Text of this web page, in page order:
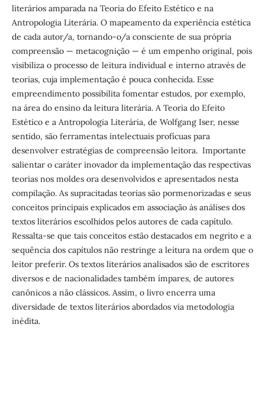
literários amparada na Teoria do Efeito Estético e na
Antropologia Literária. O mapeamento da experiência estética
de cada autor/a, tornando-o/a consciente de sua própria
compreensão — metacognição — é um empenho original, pois
visibiliza o processo de leitura individual e interno através de
teorias, cuja implementação é pouca conhecida. Esse
empreendimento possibilita fomentar estudos, por exemplo,
na área do ensino da leitura literária. A Teoria do Efeito
Estético e a Antropologia Literária, de Wolfgang Iser, nesse
sentido, são ferramentas intelectuais profícuas para
desenvolver estratégias de compreensão leitora. Importante
salientar o caráter inovador da implementação das respectivas
teorias nos moldes ora desenvolvidos e apresentados nesta
compilação. As supracitadas teorias são pormenorizadas e seus
conceitos principais explicados em associação às análises dos
textos literários escolhidos pelos autores de cada capítulo.
Ressalta-se que tais conceitos estão destacados em negrito e a
sequência dos capítulos não restringe a leitura na ordem que o
leitor preferir. Os textos literários analisados são de escritores
diversos e de nacionalidades também ímpares, de autores
canônicos a não clássicos. Assim, o livro encerra uma
diversidade de textos literários abordados via metodologia
inédita.